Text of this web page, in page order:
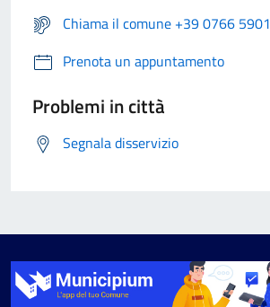
Chiama il comune +39 0766 5901
Prenota un appuntamento
Problemi in città
Segnala disservizio